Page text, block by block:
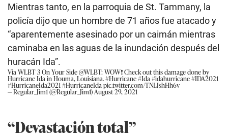
Mientras tanto, en la parroquia de St. Tammany, la
policía dijo que un hombre de 71 años fue atacado y
“aparentemente asesinado por un caimán mientras
caminaba en las aguas de la inundación después del
huracán Ida”.
Via WLBT 3 On Your Side@WLBT: WOW❗ Check out this damage done by
Hurricane Ida in Houma, Louisiana.#Hurricane#Ida#idahurricane#IDA2021
#HurricaneIda2021#HurricaneIdapic.twitter.com/TNLJshHh6v
— Regular_Jim1 (@Regular_Jim1)August 29, 2021
“Devastación total”